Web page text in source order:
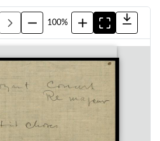
100%